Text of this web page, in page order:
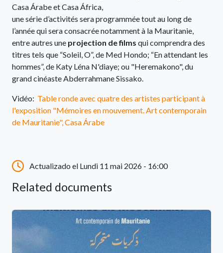
Casa Árabe et Casa África,
une série d’activités sera programmée tout au long de
l’année qui sera consacrée notamment à la Mauritanie,
entre autres une projection de films qui comprendra des
titres tels que “Soleil, O”, de Med Hondo; “En attendant les
hommes”, de Katy Léna N'diaye; ou "Heremakono", du
grand cinéaste Abderrahmane Sissako.
Vidéo: Table ronde avec quatre des artistes participant à
l'exposition "Mémoires en mouvement. Art contemporain
de Mauritanie", Casa Árabe
Actualizado el Lundi 11 mai 2026 - 16:00
Related documents